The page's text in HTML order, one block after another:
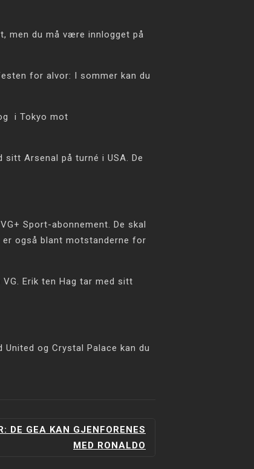
men du må være innlogget på
for alvor: I sommer kan du
i Tokyo mot
Arsenal på turné i USA. De
Sport-abonnement. De skal
er også blant motstanderne for
Erik ten Hag tar med sitt
og Crystal Palace kan du
DE GEA KAN GJENFORENES
MED RONALDO